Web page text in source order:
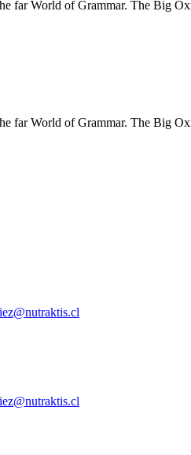
far World of Grammar. The Big
far World of Grammar. The Big